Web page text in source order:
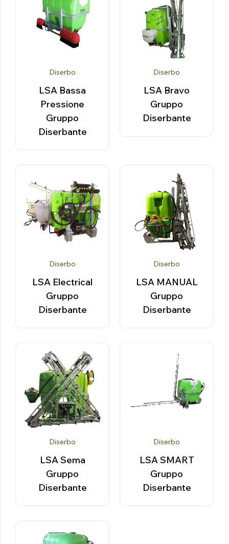
Diserbo
LSA Bassa
Pressione
Gruppo
Diserbante
Diserbo
LSA Bravo
Gruppo
Diserbante
Diserbo
LSA Electrical
Gruppo
Diserbante
Diserbo
LSA MANUAL
Gruppo
Diserbante
Diserbo
LSA Sema
Gruppo
Diserbante
Diserbo
LSA SMART
Gruppo
Diserbante